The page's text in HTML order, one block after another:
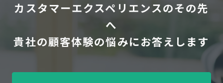
カスタマーエクスペリエンスのその先
へ
貴社の顧客体験の悩みにお答えします